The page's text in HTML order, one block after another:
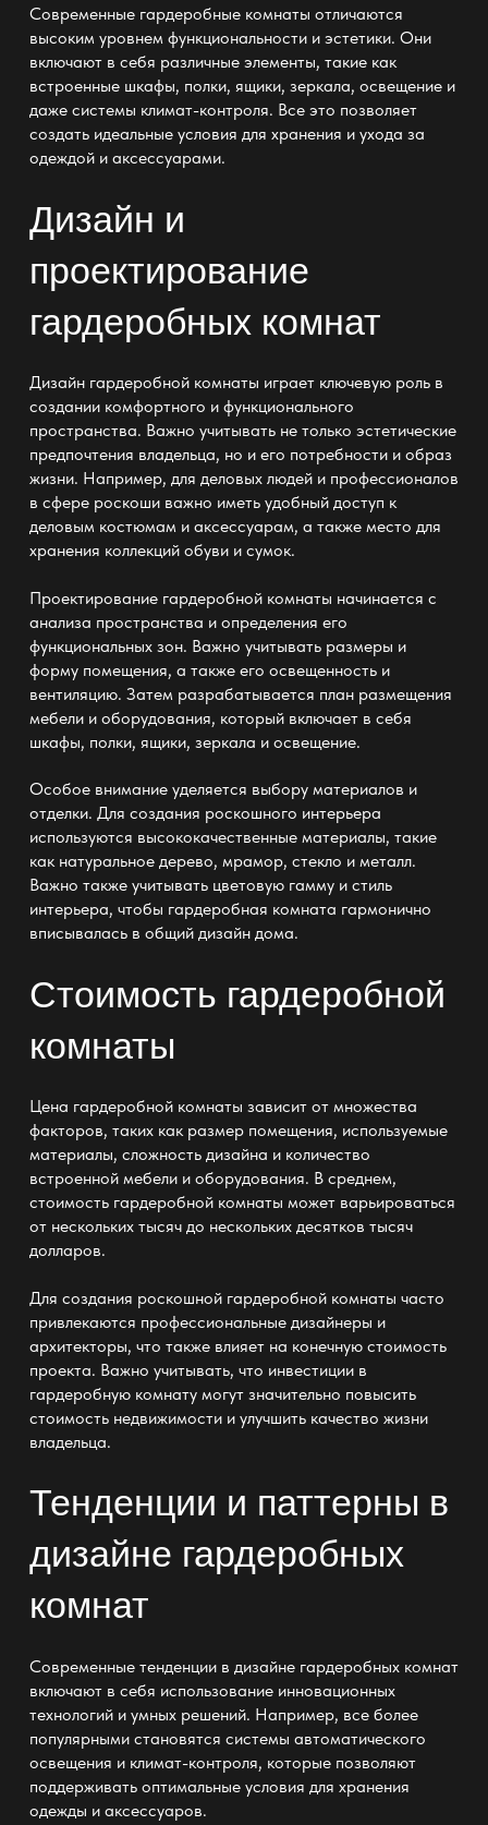
Современные гардеробные комнаты отличаются
высоким уровнем функциональности и эстетики. Они
включают в себя различные элементы, такие как
встроенные шкафы, полки, ящики, зеркала, освещение и
даже системы климат-контроля. Все это позволяет
создать идеальные условия для хранения и ухода за
одеждой и аксессуарами.
Дизайн и
проектирование
гардеробных комнат
Дизайн гардеробной комнаты играет ключевую роль в
создании комфортного и функционального
пространства. Важно учитывать не только эстетические
предпочтения владельца, но и его потребности и образ
жизни. Например, для деловых людей и профессионалов
в сфере роскоши важно иметь удобный доступ к
деловым костюмам и аксессуарам, а также место для
хранения коллекций обуви и сумок.
Проектирование гардеробной комнаты начинается с
анализа пространства и определения его
функциональных зон. Важно учитывать размеры и
форму помещения, а также его освещенность и
вентиляцию. Затем разрабатывается план размещения
мебели и оборудования, который включает в себя
шкафы, полки, ящики, зеркала и освещение.
Особое внимание уделяется выбору материалов и
отделки. Для создания роскошного интерьера
используются высококачественные материалы, такие
как натуральное дерево, мрамор, стекло и металл.
Важно также учитывать цветовую гамму и стиль
интерьера, чтобы гардеробная комната гармонично
вписывалась в общий дизайн дома.
Стоимость гардеробной
комнаты
Цена гардеробной комнаты зависит от множества
факторов, таких как размер помещения, используемые
материалы, сложность дизайна и количество
встроенной мебели и оборудования. В среднем,
стоимость гардеробной комнаты может варьироваться
от нескольких тысяч до нескольких десятков тысяч
долларов.
Для создания роскошной гардеробной комнаты часто
привлекаются профессиональные дизайнеры и
архитекторы, что также влияет на конечную стоимость
проекта. Важно учитывать, что инвестиции в
гардеробную комнату могут значительно повысить
стоимость недвижимости и улучшить качество жизни
владельца.
Тенденции и паттерны в
дизайне гардеробных
комнат
Современные тенденции в дизайне гардеробных комнат
включают в себя использование инновационных
технологий и умных решений. Например, все более
популярными становятся системы автоматического
освещения и климат-контроля, которые позволяют
поддерживать оптимальные условия для хранения
одежды и аксессуаров.